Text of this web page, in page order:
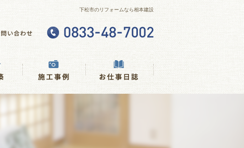
下松市のリフォームなら相本建設